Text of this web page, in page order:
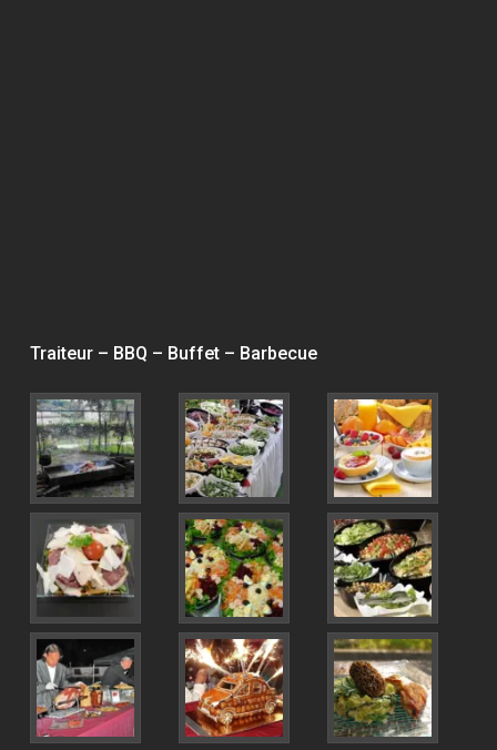
Traiteur – BBQ – Buffet – Barbecue